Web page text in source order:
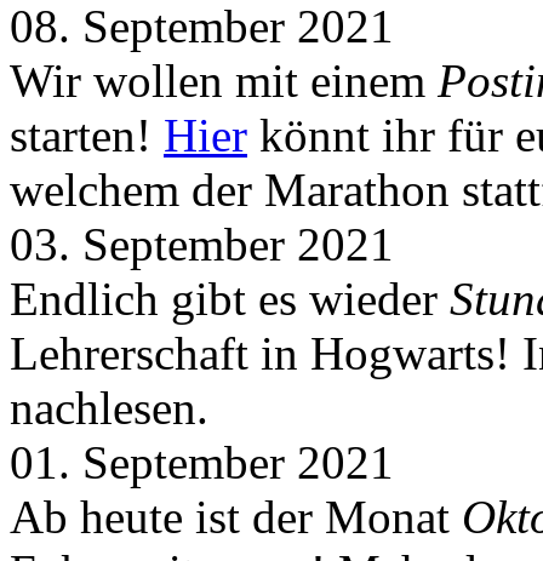
08. September 2021
Wir wollen mit einem
starten! Hier könnt ihr für
welchem der Marathon
03. September 2021
Endlich gibt es wieder
Lehrerschaft in Hogwarts!
nachlesen.
01. September 2021
Ab heute ist der Monat